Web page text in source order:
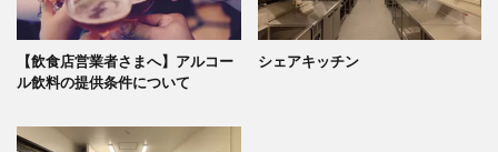
【飲食店営業者さまへ】アルコー
ル飲料の提供条件について
シェアキッチン